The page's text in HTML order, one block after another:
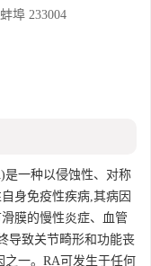
埠 233004
是一种以侵蚀性、对称
身免疫性疾病,其病因
膜的慢性炎症、血管
导致关节畸形和功能丧
之一。RA可发生于任何